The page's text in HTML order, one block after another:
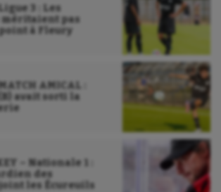
frisbee
3 : Les
pas
à Fleury
AMICAL :
avait sorti la
– Nationale 1 :
des
les Écureuils